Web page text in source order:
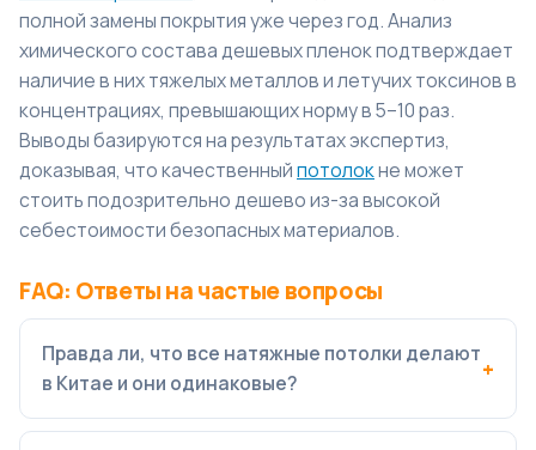
полной замены покрытия уже через год. Анализ
химического состава дешевых пленок подтверждает
наличие в них тяжелых металлов и летучих токсинов в
концентрациях, превышающих норму в 5–10 раз.
Выводы базируются на результатах экспертиз,
доказывая, что качественныйпотолокне может
стоить подозрительно дешево из-за высокой
себестоимости безопасных материалов.
FAQ: Ответы на частые вопросы
Правда ли, что все натяжные потолки делают
в Китае и они одинаковые?